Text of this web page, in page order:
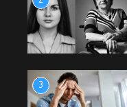
3